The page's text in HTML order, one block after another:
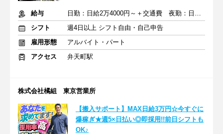
給与
日勤：日給2万4000円～＋交通費 夜勤：日給3万円～＋交通費
シフト
週4日以上 シフト自由・自己申告
雇用形態
アルバイト・パート
アクセス
弁天町駅
株式会社橘組 東京営業所
【搬入サポート】MAX日給3万円☆今すぐに
爆稼ぎ★週5×日払い◎即採用!!前日シフトも
OK♪